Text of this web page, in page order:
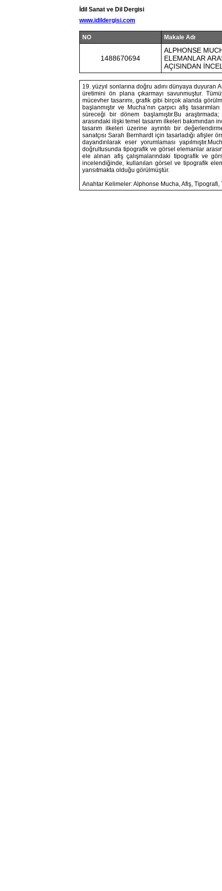
İdil Sanat ve Dil Dergisi
www.idildergisi.com
NO Makale Adı
1488670694
ALPHONSE
ELEMANLAR
AÇISINDAN
19. yüzyıl sonlarına doğru adını dünyaya duyuran
üretimini ön plana çıkarmayı savunmuştur.
mücevher tasarımı, grafik gibi birçok alanda
başlanmıştır ve Mucha’nın çarpıcı afiş
süreceği bir dönem başlamıştır.Bu
arasındaki ilişki temel tasarım ilkeleri bakımından
tasarım ilkeleri üzerine ayrıntılı bir
sanatçısı Sarah Bernhardt için tasarladığı afişler
dayandırılarak eser yorumlaması
doğrultusunda tipografik ve görsel elemanlar
ele alınan afiş çalışmalarındaki tipografik ve
incelendiğinde, kullanılan görsel ve tipografik
yansıtmakta olduğu görülmüştür.
Anahtar Kelimeler: Alphonse Mucha, Afiş, Tipografi,